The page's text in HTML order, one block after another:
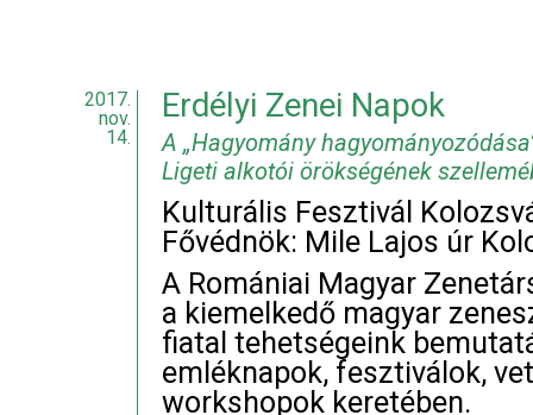
2017.
nov.
14.
Erdélyi Zenei Napok
A „Hagyomány
Ligeti alkotói örökségének
Kulturális Fesztivál
Fővédnök: Mile Lajos úr
A Romániai Magyar
a kiemelkedő magyar
fiatal tehetségeink
emléknapok, fesztiválok,
workshopok keretében.